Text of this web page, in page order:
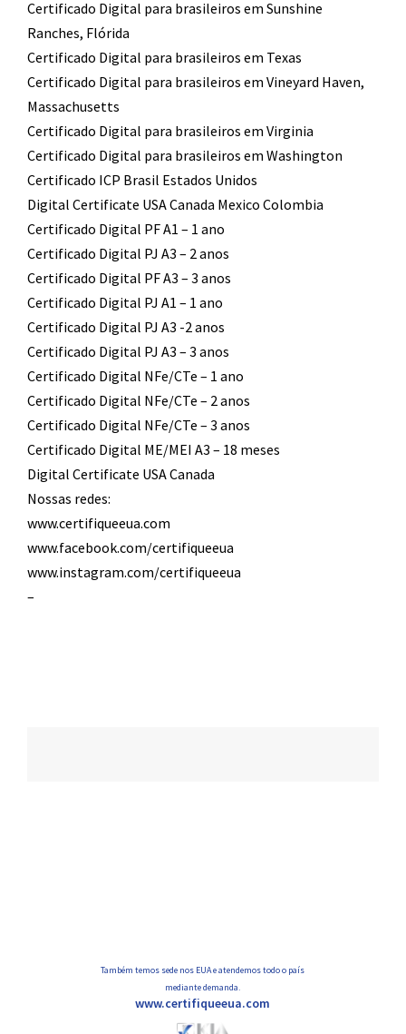
Certificado Digital para brasileiros em Sunshine
Ranches, Flórida
Certificado Digital para brasileiros em Texas
Certificado Digital para brasileiros em Vineyard Haven,
Massachusetts
Certificado Digital para brasileiros em Virginia
Certificado Digital para brasileiros em Washington
Certificado ICP Brasil Estados Unidos
Digital Certificate USA Canada Mexico Colombia
Certificado Digital PF A1 – 1 ano
Certificado Digital PJ A3 – 2 anos
Certificado Digital PF A3 – 3 anos
Certificado Digital PJ A1 – 1 ano
Certificado Digital PJ A3 -2 anos
Certificado Digital PJ A3 – 3 anos
Certificado Digital NFe/CTe – 1 ano
Certificado Digital NFe/CTe – 2 anos
Certificado Digital NFe/CTe – 3 anos
Certificado Digital ME/MEI A3 – 18 meses
Digital Certificate USA Canada
Nossas redes:
www.certifiqueeua.com
www.facebook.com/certifiqueeua
www.instagram.com/certifiqueeua
–
Também temos sede nos EUA e atendemos todo o país
mediante demanda.
www.certifiqueeua.com